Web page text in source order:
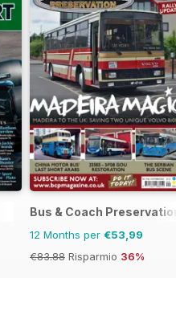
Bus & Coach Preservation
12 Months per €53,99
€83.88 Risparmio 36%